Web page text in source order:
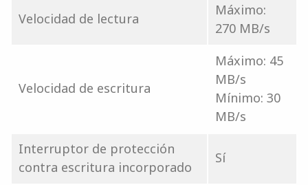
Velocidad de lectura
Máximo:
270 MB/s
Velocidad de escritura
Máximo: 45
MB/s
Mínimo: 30
MB/s
Interruptor de protección
contra escritura incorporado
Sí